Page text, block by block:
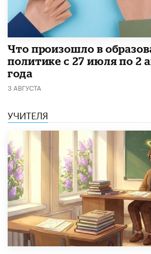
​Что произошло в
политике с 27 июля по 2
года
3 АВГУСТА
УЧИТЕЛЯ